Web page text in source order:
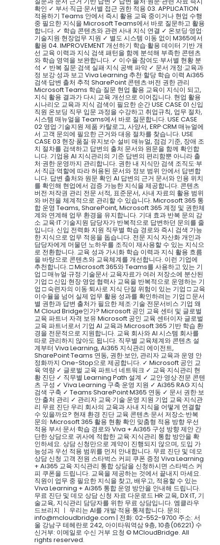
확인 ✓ 부서·직급·문서별 접근 권한 적용 03. APPLICATION
적용하기 Teams 안에서 즉시 활용 교육 중이거나 현업 수행
중 필요한 지식을 Microsoft Teams에서 바로 질문하고 활용
합니다. ✓ 학습 콘텐츠와 관련 사내 지식 연결 ✓ 온보딩·영업·
기술지원·현장업무 지원 ✓ 별도 시스템 이동 없이 M365에서
활용 04. IMPROVEMENT 개선하기 학습·활용 데이터 기반 개
선 교육 이력과 지식 검색 패턴을 함께 분석해 부족한 콘텐츠
와 학습 영역을 보완합니다. ✓ 이수율·참여도·부서별 현황 분
석 ✓ 반복 질문·검색 실패·지식 공백 파악 ✓ 문서 개정·교육과
정 보강·성과 보고 Viva Learning 추천·할당 학습 이력 Ai365
검색·답변 출처 추적 SharePoint 콘텐츠·버전 권한 관리
Microsoft Teams 학습·질문 현업 활용 교육이 지식이 되고,
지식 활용 결과가 다시 교육 개선으로 이어집니다. 현업 활용
시나리오 교육과 지식 검색이 필요한 순간 USE CASE 01 신입
직원 온보딩 직무 입문 과정을 수강하고 취업규칙, 업무 절차,
시스템 매뉴얼을 Teams에서 바로 질문합니다. USE CASE
02 영업·기술지원 제품 카탈로그, 사양서, ERP·CRM 매뉴얼에
서 고객 문의에 필요한 근거와 대응 절차를 찾습니다. USE
CASE 03 현장·품질·유지보수 설비 매뉴얼, 점검 기준, 장애 조
치 절차를 검색하고 답변의 출처 문서와 원문을 함께 확인합
니다. 기업용 AI 지식관리의 기준 답변의 편리함뿐 아니라 출
처·권한·운영까지 관리합니다. 권한 내 지식만 검색 조직도·부
서·직급·역할에 따라 허용된 문서와 정보 범위 안에서 답변합
니다. 답변 출처와 원문 확인 AI 답변의 근거 문서와 인용 위치
를 확인해 현업에서 검증 가능한 지식을 제공합니다. 콘텐츠
버전·저작권 관리 전문 서적, 표준문서, 사내 자료의 활용 범위
와 버전을 체계적으로 관리할 수 있습니다. Microsoft 365 통
합 운영 Teams, SharePoint, Microsoft 365 계정 및 권한체
계와 연계해 업무 환경을 유지합니다. 기대 효과 반복 문의 감
소 교육·IT·기술지원 담당자가 반복적으로 답변하던 문의를 줄
입니다. 신입 전력화 지원 직무별 학습 경로와 즉시 검색 가능
한 지식으로 업무 적응을 돕습니다. 전문 지식 자산화 개인과
담당자에게 머물던 노하우를 조직이 재사용할 수 있는 지식으
로 전환합니다. 교육 성과 가시화 학습 이력과 지식 활용 흐름
을 바탕으로 콘텐츠와 교육체계를 개선합니다. 이런 기업에
추천합니다. □ Microsoft 365와 Teams를 사용하고 있는 기
업 □ 매뉴얼·규정·기술문서·교육자료가 여러 저장소에 분산된
기업 □ 신입·현장·영업·협력사 교육을 반복적으로 운영하는 기
업 □ 숙련자의 이동·퇴사로 지식 단절 위험이 있는 기업 □ 교육
이수율을 넘어 실제 업무 활용 성과를 확인하려는 기업 □ 문서
별 권한과 답변 출처가 필요한 제조·기술·전문서비스 기업 왜
M Cloud Bridge인가? Microsoft 공인 교육 센터 및 글로벌
교육 파트너 자격 보유 Microsoft 공인 교육 센터이자 글로벌
교육 파트너로서 기업 AI 교육과 Microsoft 365 기반 학습 환
경을 전문적으로 지원합니다. 교육 회사와 AI 시스템 회사를
따로 관리하지 않아도 됩니다. 직무별 교육체계와 콘텐츠 설
계부터 Viva Learning, Ai365 지식관리 에이전트,
SharePoint·Teams 연동, 권한·보안, 관리자 교육과 운영 안
정화까지 One-Stop으로 제공합니다. ✓ Microsoft 공인 교
육 역량 ✓ 글로벌 교육 파트너 네트워크 ✓ 교육·지식관리 현
황 진단 ✓ 직무별 Learning Path 설계 ✓ 교안·영상·전문 콘텐
츠 구성 ✓ Viva Learning 구축·운영 지원 ✓ Ai365 RAG 지식
검색 구축 ✓ Teams·SharePoint·M365 연동 ✓ 문서 권한·보
안·출처 관리 ✓ 관리자 교육·기술·운영 지원 기업 교육·지식관
리 무료 진단 우리 회사의 교육과 사내 지식을 어떻게 연결할
수 있을까요? 현재 환경 진단 교육 콘텐츠·문서 저장소·반복
문의· Microsoft 365 활용 현황 확인 맞춤형 적용 방향 우선
적용 부서·문서·학습 경로와 Viva + Ai365 구성 방향 제안 간
단한 상담으로 귀사에 적합한 교육·지식관리 통합 방안을 확
인하세요. 상담 신청만으로 계약이 진행되지 않으며, 도입 가
능성과 우선 적용 범위를 먼저 안내합니다. 무료 진단 및 데모
상담 신청 고객 전원 스타벅스 커피 쿠폰 증정 Viva Learning
+ Ai365 교육·지식관리 통합 상담을 신청하시면 스타벅스 커
피 쿠폰을 드립니다. 교육을 제공하는 것에서 끝내지 마세요.
직원이 업무 중 필요한 지식을 찾고, 배우고, 적용할 수 있는
Viva Learning + Ai365 통합 운영 방안을 안내해 드립니다.
무료 진단 및 데모 상담 신청 자료 다운로드 HR·교육, DX·IT, 기
술교육, 지식관리 담당자를 위한 무료 상담입니다. 엠클라우
드브리지 ㅣ 우리는 AI를 개발·적용·통제합니다. 문의:
info@mcloudbridge.com | 전화: 02-552-9700 주소: 서
울 강남구 테헤란로 242, 아이타워역삼 9층, 10층(06221) 수
신거부: 이메일로 수신 거부 요청 © MCloudBridge. All
rights reserved.